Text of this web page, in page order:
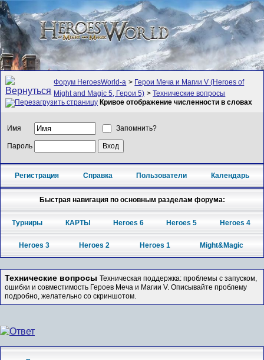
Форум HeroesWorld-а > Герои Меча и Магии V (Heroes of
Might and Magic 5, Герои 5) >Технические вопросы
Кривое отображение численности в словах
Имя Запомнить?
Пароль
Регистрация Справка Пользователи Календарь
Быстрая навигация по основным разделам форума:
Турниры КАРТЫ Heroes 6 Heroes 5 Heroes 4
Heroes 3 Heroes 2 Heroes 1 Might&Magic
Технические вопросы Техническая поддержка: проблемы с запуском,
ошибки и совместимость Героев Меча и Магии V. Описывайте проблему
подробно, желательно со скриншотом.